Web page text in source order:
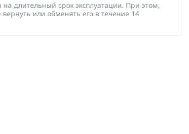
длительный срок эксплуатации. При этом,
или обменять его в течение 14